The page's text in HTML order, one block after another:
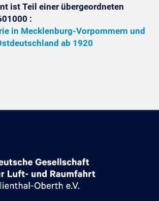
ist Teil einer übergeordneten
:
in Mecklenburg-Vorpommern und
ab 1920